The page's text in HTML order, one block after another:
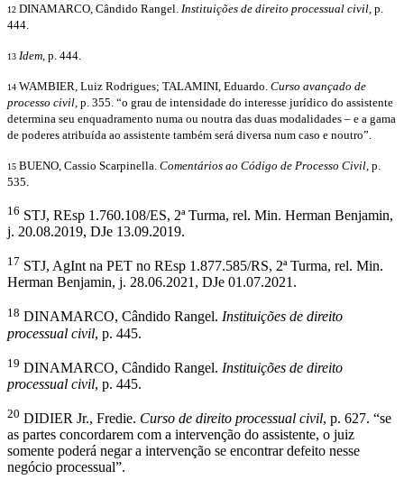
12 DINAMARCO, Cândido Rangel. Instituições de direito processual civil , p.
444.
13 Idem , p. 444.
14 WAMBIER, Luiz Rodrigues; TALAMINI, Eduardo. Curso avançado de
processo civil , p. 355. “o grau de intensidade do interesse jurídico do assistente
determina seu enquadramento numa ou noutra das duas modalidades – e a gama
de poderes atribuída ao assistente também será diversa num caso e noutro”.
15 BUENO, Cassio Scarpinella. Comentários ao Código de Processo Civil , p.
535.
16 STJ, REsp 1.760.108/ES, 2ª Turma, rel. Min. Herman Benjamin,
j. 20.08.2019, DJe 13.09.2019.
17 STJ, AgInt na PET no REsp 1.877.585/RS, 2ª Turma, rel. Min.
Herman Benjamin, j. 28.06.2021, DJe 01.07.2021.
18 DINAMARCO, Cândido Rangel. Instituições de direito
processual civil, p. 445.
19 DINAMARCO, Cândido Rangel. Instituições de direito
processual civil, p. 445.
20 DIDIER Jr., Fredie. Curso de direito processual civil, p. 627. “se
as partes concordarem com a intervenção do assistente, o juiz
somente poderá negar a intervenção se encontrar defeito nesse
negócio processual”.